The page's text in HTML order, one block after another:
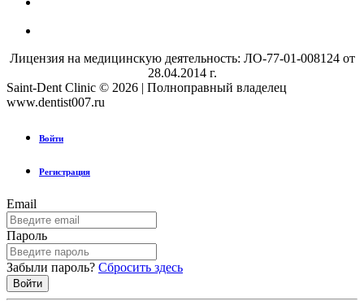
Лицензия на медицинскую деятельность: ЛО-77-01-008124 от
28.04.2014 г.
Saint-Dent Clinic © 2026 | Полноправный владелец
www.dentist007.ru
Войти
Регистрация
Email
Пароль
Забыли пароль? Сбросить здесь